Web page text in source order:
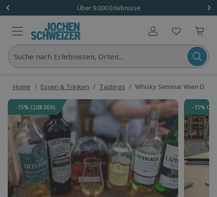
Über 9.000 Erlebnisse
Benutzerkonto
Suche nach Erlebnissen, Orten...
Home / Essen & Trinken / Tastings / Whisky Seminar Wien
-15% CLUB DEAL -15%